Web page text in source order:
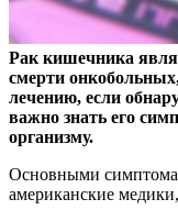
Рак кишечника
смерти
лечению, если
важно знать его
организму.
Основными
американские